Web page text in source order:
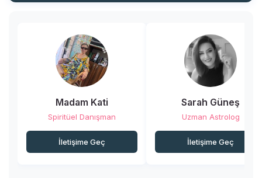
mısınız?
Madam Kati
Spiritüel Danışman
İletişime Geç
Sarah Güneş
Uzman Astrolog
İletişime Geç